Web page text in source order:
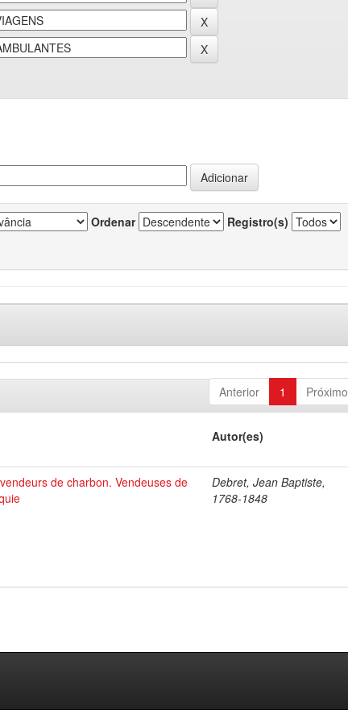
Ordenar Registro(s)
Anterior 1 Próximo
Autor(es)
de charbon. Vendeuses de
Debret, Jean Baptiste,
1768-1848